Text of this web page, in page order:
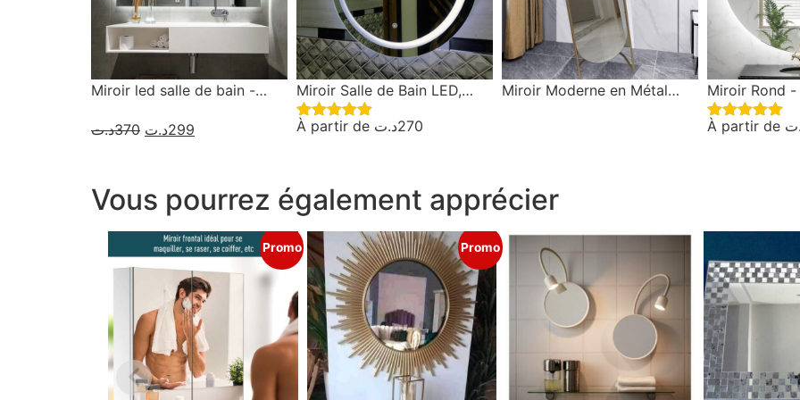
Miroir led salle de bain -
370د.ت 299د.ت
Miroir Salle de Bain LED,
avec Bouton Tactile
Intelligent
Note5.00
À partir de 270د.ت
Miroir Moderne en Métal
Miroir Rond
Bain
Note5.00
À partir de
Vous pourrez également apprécier
Promo Promo